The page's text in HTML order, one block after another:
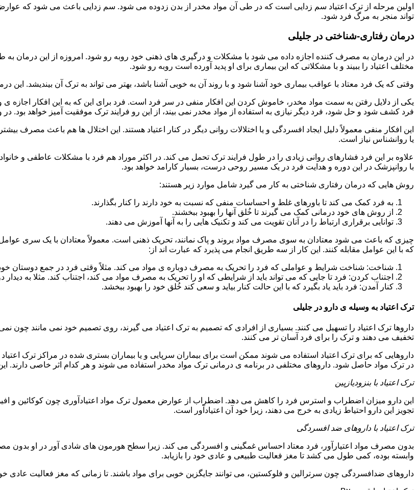
اولین مرحله از ترک اعتیاد سم زدایی است که در طی آن مواد مخدر از بدن زدوده می شود. سم زدایی باعث می شود که
تواند منجر به مرگ فرد شود.
درمان رفتاری-شناختی در جلیلی
مختلف اعتیاد را ببیند و با مشکلاتی که این بیماری برای او پدید آورده است روبه رو شود.
وقتی که یک فرد معتاد با عواقب بیماری خود آشنا شود و با روند آن به خوبی آشنا باشد، بهتر می تواند به ترک آن بیندیشد. این
یکی از دلایل رفتن به سمت مواد مخدر، خاموش کردن این افکار منفی در سر فرد است. فرد برای این که به این افکار
فرد کشف شود و حل شود، فرد دیگر نیازی به استفاده از مواد مخدر نمی بیند، از این رو فرایند ترک موفقیت آمیز خواهد بود.
این افکار منفی معمولاً دلیل ایجاد افسردگی و یا اختلالات روانی دیگر در کنار اعتیاد هستند. این اختلال ها هم باعث مصرف
یا روانشناس نیاز است.
علاوه بر این فرد فشارهای روانی زیادی را در طول فرایند ترک تحمل می کند. در اکثر موراد هم فرد با مشکلات عاطفی و
با روانپزشک در این دوره و هدایت فرد در یک مسیر روحی درست، بسیار کارامد خواهد بود.
روش هایی که درمان رفتاری شناختی به کار می گیرد شامل موارد زیر هستند:
به فرد کمک می کند تا باورهای غلط و احساسات منفی که نسبت به خود دارند را کنار بگذارند.
از روش های خود درمانی کمک می گیرند تا خُلق آنها را بهبود ببخشند.
توانایی برقراری ارتباط را در آنان تقویت می کند و تکنیک هایی را به آنها آموزش می دهند.
چیزی که باعث می شود معتادان به سوی مصرف مواد بروند و پاک نمانند، تحریک ذهنی است. معمولاً معتادان با یک سری
که با این عوامل مقابله کنند. این کار از سه طریق انجام می پذیرد که عبارت اند از:
شناخت: شناخت شرایط و عواملی که فرد را تحریک به مصرف دوباره ی مواد می کند. مثلاً وقتی فرد در جمع دوستان خود
اجتناب کردن: فرد تا جایی که می تواند باید از شرایطی که او را تحریک به مصرف مواد می کند، اجتناب کند. مثلا به
کنار آمدن: فرد باید یاد بگیرد که با این حالت کنار بیاید و سعی کند خُلق خود را بهبود ببخشد.
ترک اعتیاد به وسیله ی دارو در جلیلی
داروها ترک اعتیاد را تسهیل می کنند. بسیاری از افرادی که تصمیم به ترک اعتیاد می گیرند، روی تصمیم خود نمی مانند چون نمی
تخفیف می دهند و ترک را برای فرد آسان تر می کنند.
داروهایی که برای ترک اعتیاد استفاده می شوند ممکن است برای بیماران سرپایی و یا بیماران بستری شده در مراکز ترک
در ترک مواد حاصل شود. داروهای مختلفی در برنامه ی درمانی ترک مواد مخدر استفاده می شوند و هر کدام اثر خاصی دارند. این
ترک اعتیاد با بنزودیازپین
این دارو میزان اضطراب و استرس فرد را کاهش می دهد. اضطراب از عوارض معمول ترک مواد اعتیادآوری چون کوکائین و
تجویز این دارو احتیاط زیادی به خرج می دهند، زیرا خود آن اعتیادآور است.
ترک اعتیاد با داروهای ضد افسردگی
بدون مصرف مواد اعتیارآور، فرد معتاد احساس غمگینی و افسردگی می کند. زیرا سطح هورمون های شادی آور در او بدون
وابسته بوده، کمی طول می کشد تا مغز فعالیت طبیعی و عادی خود را بازیابد.
داروهای ضدافسردگی چون سرترالین و فلوکستین، می توانند جایگزین خوبی برای مواد باشند. تا زمانی که مغز فعالیت عادی